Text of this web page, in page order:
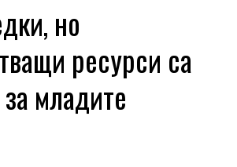
но
ресурси са
младите